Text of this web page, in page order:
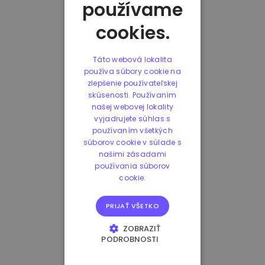
používame
cookies.
Táto webová lokalita
používa súbory cookie na
zlepšenie používateľskej
skúsenosti. Používaním
našej webovej lokality
vyjadrujete súhlas s
používaním všetkých
súborov cookie v súlade s
našimi zásadami
používania súborov
cookie.
PRIJAŤ VŠETKO
ZOBRAZIŤ
PODROBNOSTI